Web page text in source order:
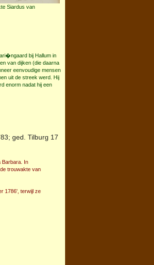
Siardus van
bij Hallum in
van dijken (die daarna
eenvoudige mensen
uit de streek werd. Hij
enorm nadat hij een
ged. Tilburg 17
Barbara. In
trouwakte van
1786', terwijl ze